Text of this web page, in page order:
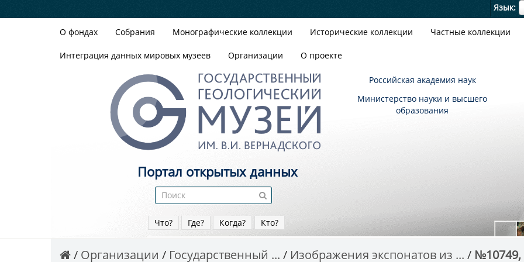
Язык
О фондах Собрания Монографические коллекции Исторические коллекции Частные коллекции
Интеграция данных мировых музеев Организации О проекте
Российская академия наук
Министерство науки и высшего
образования
Портал открытых данных
Что? Где? Когда? Кто?
Организации Государственный ... Изображения экспонатов из ... №10749,